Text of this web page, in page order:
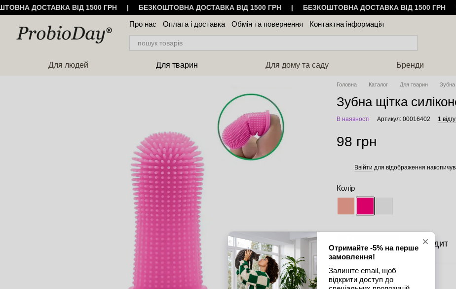
Перейти до основного контенту
ДОСТАВКА ВІД 1500 ГРН | БЕЗКОШТОВНА ДОСТАВКА ВІД 1500 ГРН | БЕЗКОШТОВНА ДОСТАВКА ВІД 1500
Про нас Оплата і доставка Обмін та повернення
Контактна інформація
Угода користувача
Відгуки про магазин
Для людей Для тварин Для дому та саду Бренди
Головна Каталог Для тварин Зубна
Зубна щітка
В наявності Артикул: 00016402 1
98 грн
Ввійти для відображення
Колір
Купити В кредит